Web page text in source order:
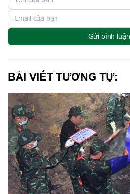
Gửi bình luận
BÀI VIẾT TƯƠNG TỰ: